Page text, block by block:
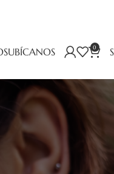
UBÍCANOS 0